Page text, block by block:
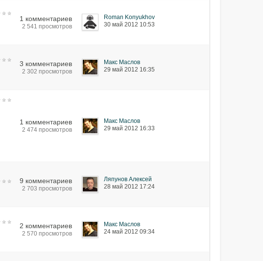
1 комментариев
2 541 просмотров
Roman Konyukhov
30 май 2012 10:53
3 комментариев
2 302 просмотров
Макс Маслов
29 май 2012 16:35
1 комментариев
2 474 просмотров
Макс Маслов
29 май 2012 16:33
9 комментариев
2 703 просмотров
Ляпунов Алексей
28 май 2012 17:24
2 комментариев
2 570 просмотров
Макс Маслов
24 май 2012 09:34